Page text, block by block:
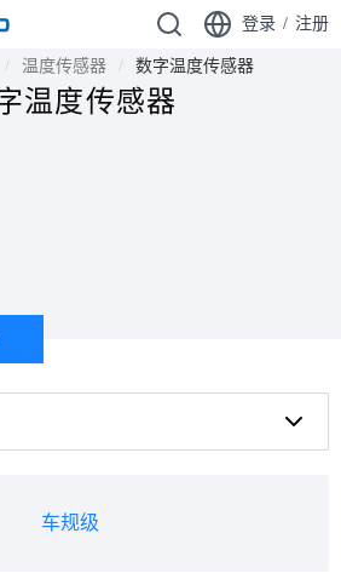
登录 / 注册
温度传感器 数字温度传感器
温度传感器
车规级